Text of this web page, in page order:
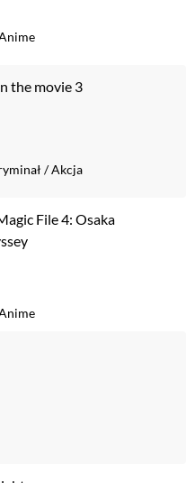
the movie 3
/Akcja
File 4: Osaka